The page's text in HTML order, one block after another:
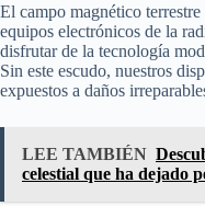
El campo magnético
equipos electrónicos de la
disfrutar de la tecnología
Sin este escudo, nuestros
expuestos a daños
LEE TAMBIÉN
celestial que ha dejado